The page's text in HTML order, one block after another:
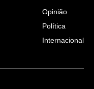
Opinião
Política
Internacional